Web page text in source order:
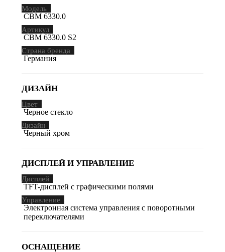
Модель
CBM 6330.0
Артикул
CBM 6330.0 S2
Страна бренда
Германия
ДИЗАЙН
Цвет
Черное стекло
Дизайн
Черный хром
ДИСПЛЕЙ И УПРАВЛЕНИЕ
Дисплей
TFT-дисплей с графическими полями
Управление
Электронная система управления с поворотными
переключателями
ОСНАЩЕНИЕ